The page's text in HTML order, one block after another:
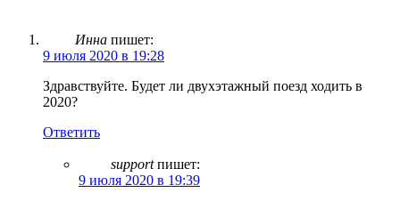
Инна пишет:
9 июля 2020 в 19:28
Здравствуйте. Будет ли двухэтажный поезд ходить в
2020?
Ответить
support пишет:
9 июля 2020 в 19:39